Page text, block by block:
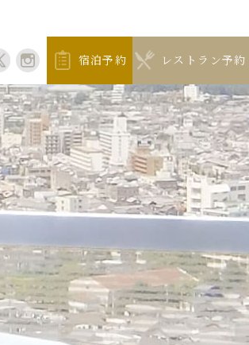
宿泊予約 レストラン予約